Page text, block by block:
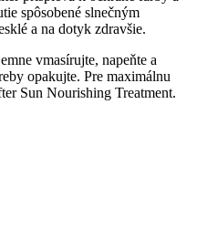
spôsobené slnečným
a na dotyk zdravšie.
vmasírujte, napeňte a
opakujte. Pre maximálnu
Sun Nourishing Treatment.